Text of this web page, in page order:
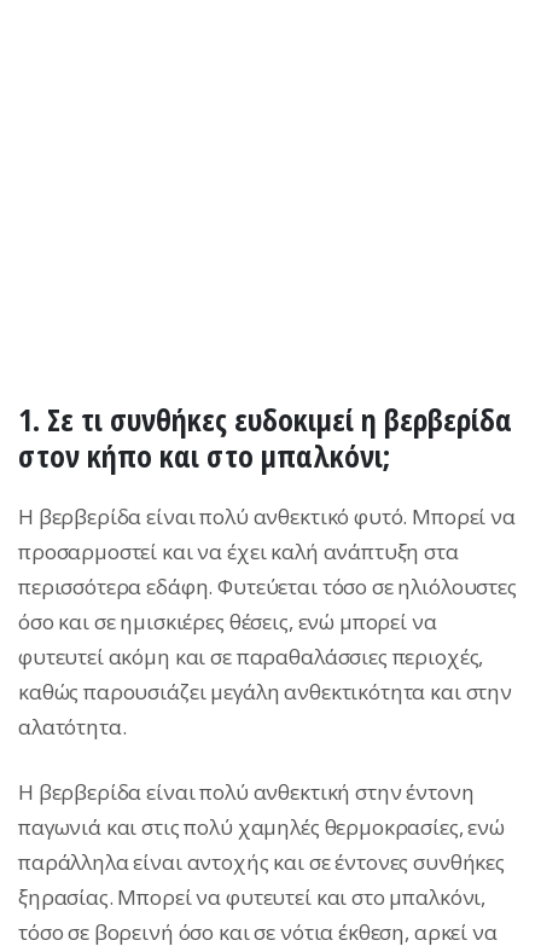
1. Σε τι συνθήκες ευδοκιμεί η βερβερίδα
στον κήπο και στο μπαλκόνι;
Η βερβερίδα είναι πολύ ανθεκτικό φυτό. Μπορεί να
προσαρμοστεί και να έχει καλή ανάπτυξη στα
περισσότερα εδάφη. Φυτεύεται τόσο σε ηλιόλουστες
όσο και σε ημισκιέρες θέσεις, ενώ μπορεί να
φυτευτεί ακόμη και σε παραθαλάσσιες περιοχές,
καθώς παρουσιάζει μεγάλη ανθεκτικότητα και στην
αλατότητα.
Η βερβερίδα είναι πολύ ανθεκτική στην έντονη
παγωνιά και στις πολύ χαμηλές θερμοκρασίες, ενώ
παράλληλα είναι αντοχής και σε έντονες συνθήκες
ξηρασίας. Μπορεί να φυτευτεί και στο μπαλκόνι,
τόσο σε βορεινή όσο και σε νότια έκθεση, αρκεί να